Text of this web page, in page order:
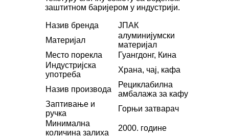
заштитном баријером у индустрији.
Назив бренда
ЈПАК
Материјал
алуминијумски
материјал
Место порекла
Гуангдонг, Кина
Индустријска
употреба
Храна, чај, кафа
Назив производа
Рециклабилна
амбалажа за кафу
Заптивање и
ручка
Горњи затварач
Минимална
количина залиха
2000. године